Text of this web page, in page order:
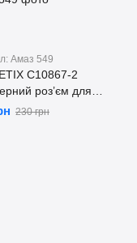
Амаз 549
C10867-2
роз’єм для
сумісний з Dacia
230 грн